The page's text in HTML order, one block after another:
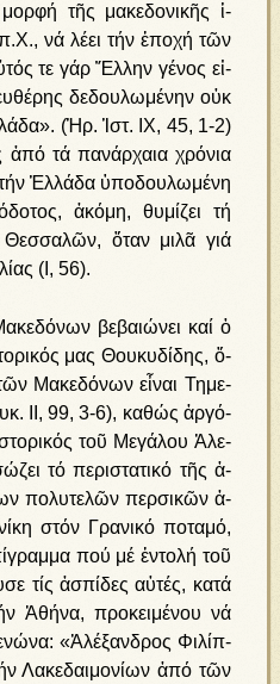
τῆς μα­κε­δο­νι­κῆς ἱ­
νά λέ­ει τήν ἐ­πο­χή τῶν
τε γάρ Ἕλ­λην γέ­νος εἰ­
δε­δου­λω­μέ­νην οὐκ
(Ἡρ. Ἱ­στ. ΙΧ, 45, 1-2)
ἀ­πό τά πα­νάρ­χαι­α χρό­νια
Ἑλ­λά­δα ὑ­πο­δου­λω­μέ­νη
ἀκόμη, θυμίζει τή
ὅταν μιλᾶ γιά
(Ι, 56).
βε­βαι­ώ­νει καί ὁ
μας Θου­κυ­δί­δης, ὅ­
τῶν Μα­κε­δό­νων εἶ­ναι Τη­με­
ΙΙ, 99, 3-6), καθώς ἀρ­γό­
τοῦ Μεγάλου Ἀ­λε­
τό πε­ρι­στα­τι­κό τῆς ἀ­
πο­λυ­τε­λῶν περ­σι­κῶν ἀ­
στόν Γρα­νι­κό πο­τα­μό,
πού μέ ἐν­το­λή τοῦ
τίς ἀ­σπί­δες αὐτές, κατά
Ἀθήνα, προκειμένου νά
«Ἀ­λέ­ξαν­δρος Φι­λίπ­
Λα­κε­δαι­μο­νί­ων ἀ­πό τῶν